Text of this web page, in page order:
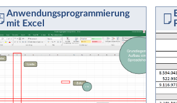
Anwendungsprogrammierung
mit Excel